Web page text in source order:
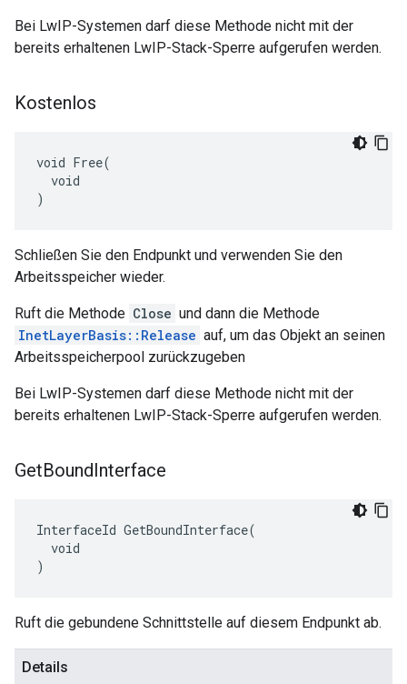
Bei LwIP-Systemen darf diese Methode nicht mit der
bereits erhaltenen LwIP-Stack-Sperre aufgerufen werden.
Kostenlos
void Free(
  void
)
Schließen Sie den Endpunkt und verwenden Sie den
Arbeitsspeicher wieder.
Ruft die Methode Close und dann die Methode
InetLayerBasis::Release auf, um das Objekt an seinen
Arbeitsspeicherpool zurückzugeben
Bei LwIP-Systemen darf diese Methode nicht mit der
bereits erhaltenen LwIP-Stack-Sperre aufgerufen werden.
GetBoundInterface
InterfaceId GetBoundInterface(
  void
)
Ruft die gebundene Schnittstelle auf diesem Endpunkt ab.
Details